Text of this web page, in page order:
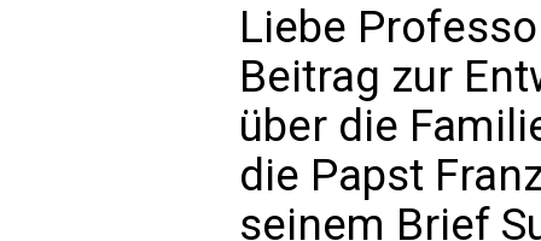
Liebe
Beitrag zur
über die
die Papst
seinem Brief